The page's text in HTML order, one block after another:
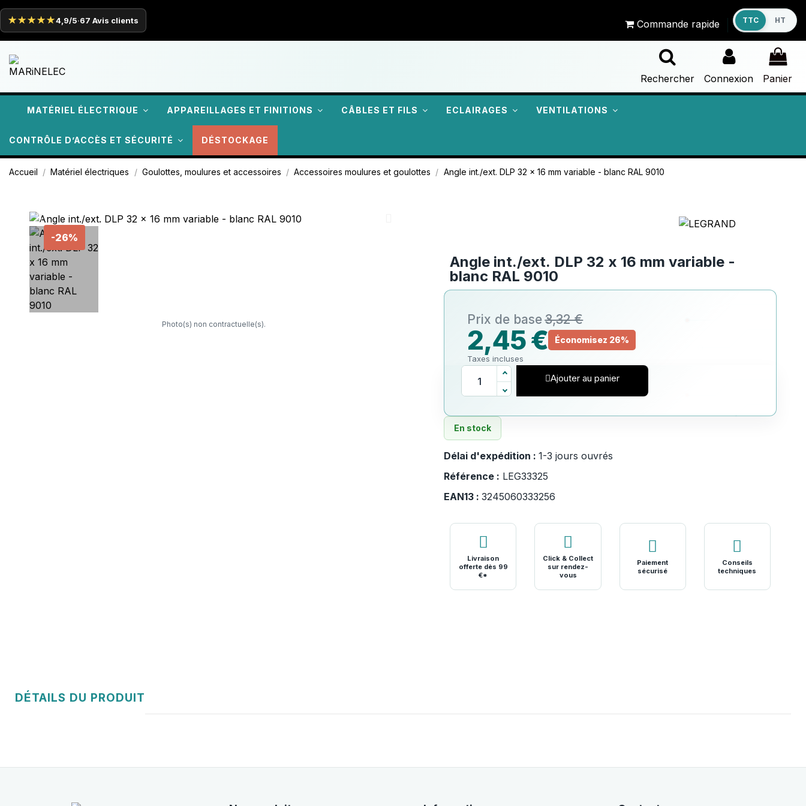
★★★★★4,9/5·67 Avis clients Commande rapide TTC HT
Rechercher Connexion Panier
MATÉRIEL ÉLECTRIQUE APPAREILLAGES ET FINITIONS CÂBLES ET FILS ECLAIRAGES VENTILATIONS
CONTRÔLE D’ACCÈS ET SÉCURITÉ DÉSTOCKAGE
Accueil Matériel électriques Goulottes, moulures et accessoires Accessoires moulures et goulottes Angle int./ext. DLP 32 x 16 mm variable - blanc RAL 9010
-26%
Photo(s) non contractuelle(s).
Angle int./ext. DLP 32 x 16 mm variable -
blanc RAL 9010
3,32 €
2,45 € Économisez 26%
Taxes incluses
Ajouter au panier
En stock
Délai d'expédition :1-3 jours ouvrés
Référence : LEG33325
EAN13 :3245060333256
Livraison
offerte dès 99
€*
Click & Collect
sur rendez-
vous
Paiement
sécurisé
Conseils
techniques
DÉTAILS DU PRODUIT